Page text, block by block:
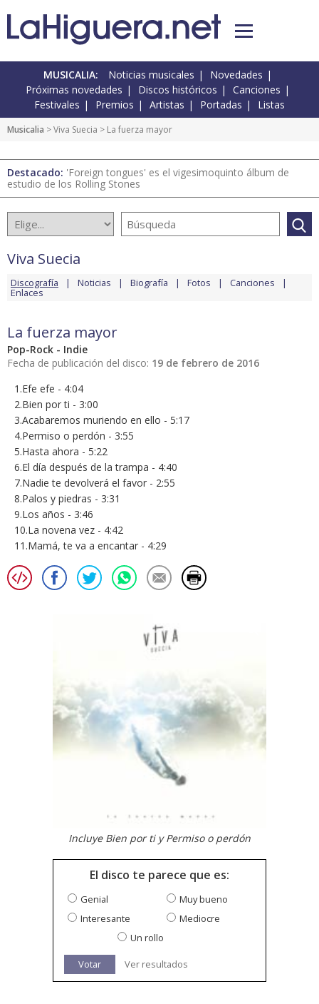
MUSICALIA: Noticias musicales
Novedades
Próximas novedades
Discos históricos
Canciones
Festivales
Premios Artistas Portadas Listas
Musicalia >Viva Suecia > La fuerza mayor
Destacado: 'Foreign tongues' es el vigesimoquinto álbum de
estudio de los Rolling Stones
Viva Suecia
Discografía Noticias Biografía Fotos Canciones
Enlaces
La fuerza mayor
Pop-Rock - Indie
Fecha de publicación del disco: 19 de febrero de 2016
1.Efe efe - 4:04
2.Bien por ti - 3:00
3.Acabaremos muriendo en ello - 5:17
4.Permiso o perdón - 3:55
5.Hasta ahora - 5:22
6.El día después de la trampa - 4:40
7.Nadie te devolverá el favor - 2:55
8.Palos y piedras - 3:31
9.Los años - 3:46
10.La novena vez - 4:42
11.Mamá, te va a encantar - 4:29
Incluye Bien por ti y Permiso o perdón
El disco te parece que es:
Genial
Muy bueno
Interesante
Mediocre
Un rollo
Votar Ver resultados